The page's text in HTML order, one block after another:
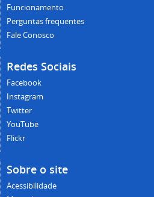
Funcionamento
Perguntas frequentes
Fale Conosco
Redes Sociais
Facebook
Instagram
Twitter
YouTube
Flickr
Sobre o site
Acessibilidade